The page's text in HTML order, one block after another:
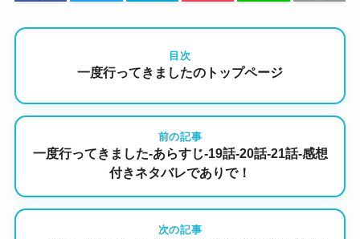
目次
一度行ってきましたのトップページ
前の記事
一度行ってきました-あらすじ-19話-20話-21話-感想
付きネタバレでありで！
次の記事